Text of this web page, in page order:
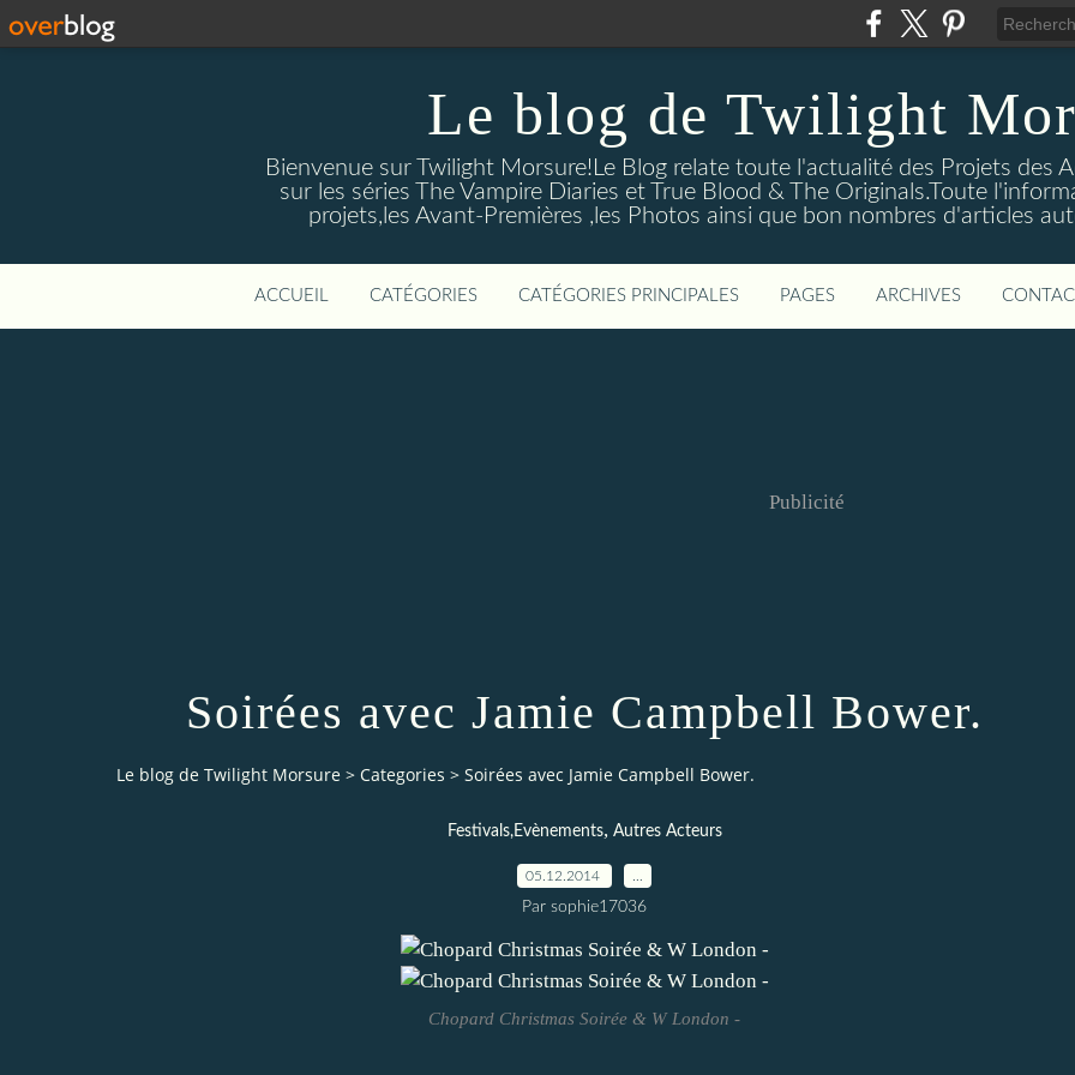
Le blog de Twilight
Bienvenue sur Twilight Morsure!Le Blog relate toute l'actualité des Projets des
sur les séries The Vampire Diaries et True Blood & The Originals.Toute
projets,les Avant-Premières ,les Photos ainsi que bon nombres d'articles
ACCUEIL CATÉGORIES CATÉGORIES PRINCIPALES PAGES ARCHIVES
Publicité
Soirées avec Jamie Campbell Bower.
Le blog de Twilight Morsure > Categories > Soirées avec Jamie Campbell Bower.
Festivals,Evènements, Autres Acteurs
05.12.2014
Par sophie17036
Chopard Christmas Soirée & W London -